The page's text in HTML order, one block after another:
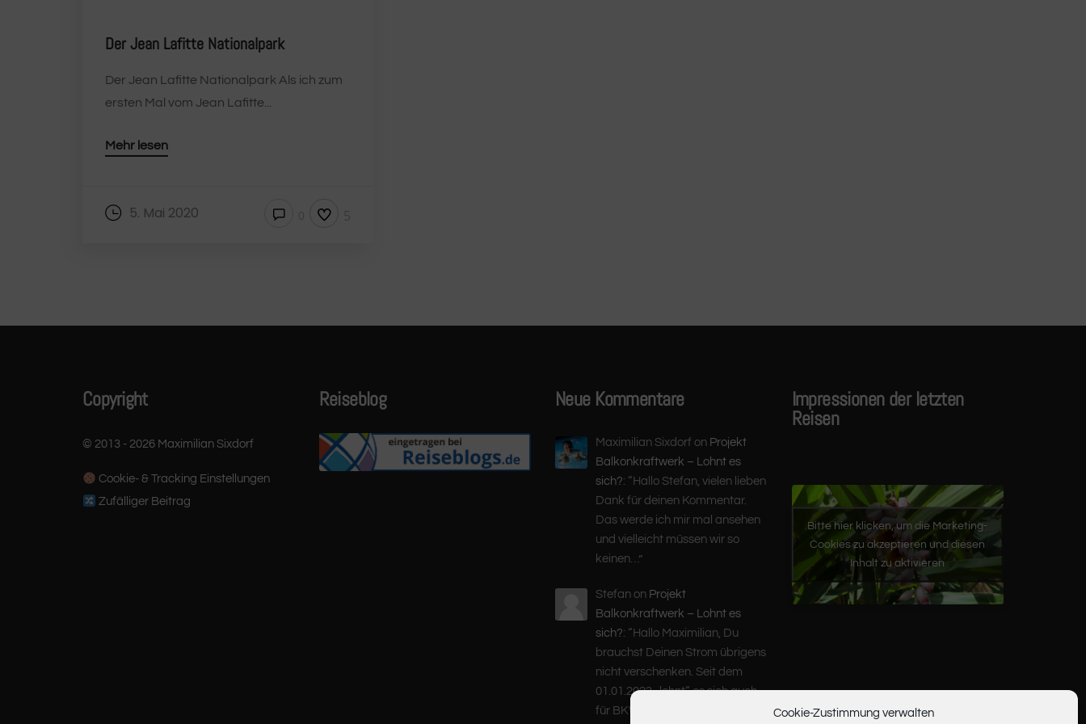
Cookie-Zustimmung verwalten
Der Jean Lafitte Nationalpark
Der Jean Lafitte Nationalpark Als ich zum
ersten Mal vom Jean Lafitte...
Mehr lesen
5. Mai 2020
Copyright
© 2013 - 2026 Maximilian Sixdorf
Cookie- & Tracking Einstellungen
Zufälliger Beitrag
Reiseblog Neue Kommentare
Maximilian Sixdorf on Projekt
Balkonkraftwerk – Lohnt es
sich?: “ Hallo Stefan, vielen lieben
Dank für deinen Kommentar.
Das werde ich mir mal ansehen
und vielleicht müssen wir so
keinen… ”
Stefan on Projekt
Balkonkraftwerk – Lohnt es
sich?: “ Hallo Maximilian, Du
brauchst Deinen Strom übrigens
nicht verschenken. Seit dem
01.01.2023 „lohnt“ es sich auch
für BKW-Besitzer, die
Impressionen der letzten
Reisen
Bitte hier klicken, um die Marketing-
Cookies zu akzeptieren und diesen
Inhalt zu aktivieren